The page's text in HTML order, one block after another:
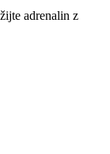
adrenalin z